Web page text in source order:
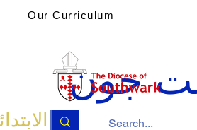
جون
الإنجليزية
Our Curriculum